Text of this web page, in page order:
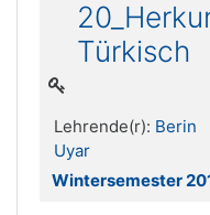
Türkisch
Lehrende(r): Berin
Uyar
Wintersemester